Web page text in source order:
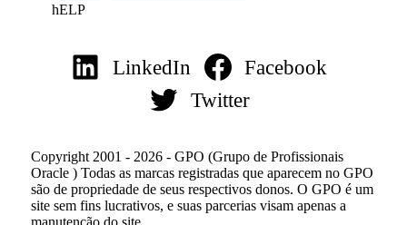
hELP
LinkedIn
Facebook
Twitter
Copyright 2001 - 2026 - GPO (Grupo de Profissionais
Oracle ) Todas as marcas registradas que aparecem no GPO
são de propriedade de seus respectivos donos. O GPO é um
site sem fins lucrativos, e suas parcerias visam apenas a
manutenção do site.